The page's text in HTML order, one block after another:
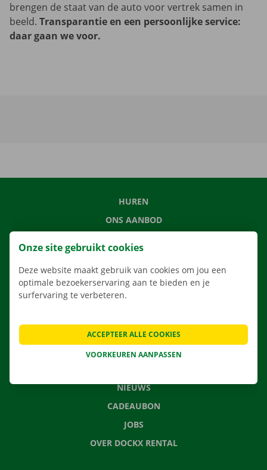
brengen de staat van de auto voor vertrek samen in
beeld. Transparantie en een persoonlijke service:
daar gaan we voor.
HUREN
ONS AANBOD
APP
VERHUISOPLOSSINGEN
CONTACTEER ONS
NIEUWS
CADEAUBON
JOBS
OVER DOCKX RENTAL
Onze site gebruikt cookies
Deze website maakt gebruik van cookies om jou een
optimale bezoekerservaring aan te bieden en je
surfervaring te verbeteren.
VOORKEUREN AANPASSEN
ACCEPTEER ALLE COOKIES